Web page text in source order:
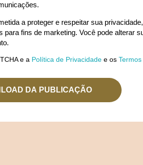
a proteger e respeitar sua privacidade,
para fins de marketing. Você pode alterar
e a Política de Privacidadee os Termos
DA PUBLICAÇÃO